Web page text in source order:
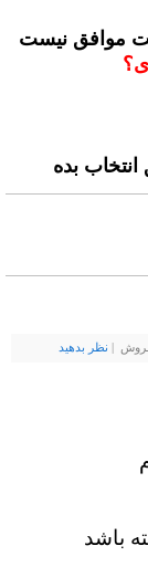
موافق نیست
بده
نظر بدهيد
باشد